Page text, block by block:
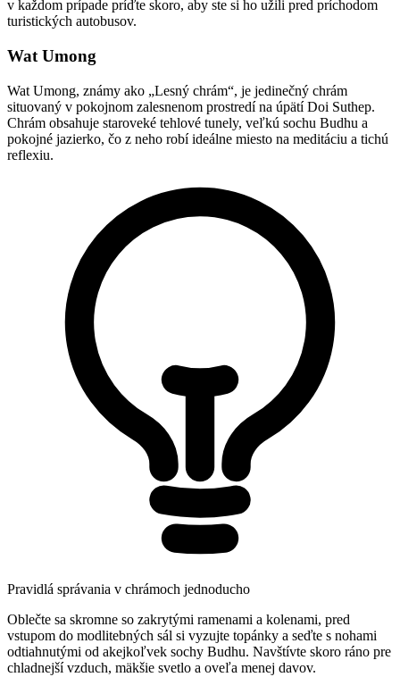
v každom prípade príďte skoro, aby ste si ho užili pred príchodom
turistických autobusov.
Wat Umong
Wat Umong, známy ako „Lesný chrám“, je jedinečný chrám
situovaný v pokojnom zalesnenom prostredí na úpätí Doi Suthep.
Chrám obsahuje staroveké tehlové tunely, veľkú sochu Budhu a
pokojné jazierko, čo z neho robí ideálne miesto na meditáciu a tichú
reflexiu.
Pravidlá správania v chrámoch jednoducho
Oblečte sa skromne so zakrytými ramenami a kolenami, pred
vstupom do modlitebných sál si vyzujte topánky a seďte s nohami
odtiahnutými od akejkoľvek sochy Budhu. Navštívte skoro ráno pre
chladnejší vzduch, mäkšie svetlo a oveľa menej davov.